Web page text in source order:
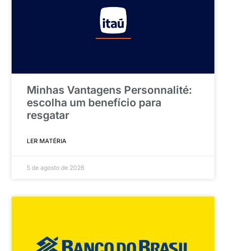
Minhas Vantagens Personnalité:
escolha um benefício para
resgatar
LER MATÉRIA
5 de agosto de 2026